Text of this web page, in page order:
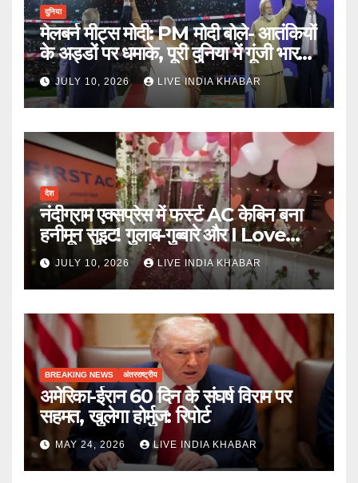
दुनिया
मेलबर्न मीट्स मोदी: PM मोदी बोले- आतंकियों
के अड्डों पर धमाके, पूरी दुनिया में गूंजी भारत
की ताकत
JULY 10, 2026 LIVE INDIA KHABAR
देश
नंदीग्राम एक्सप्रेस में फर्स्ट AC केबिन बना
हनीमून सुइट! गुलाब-गुब्बारे और I Love
You, TTE सस्पेंड
JULY 10, 2026 LIVE INDIA KHABAR
BREAKING NEWS अंतरराष्ट्रीय
अमेरिका-ईरान 60 दिन के संघर्ष विराम पर
सहमत, खुलेगा होर्मुज: रिपोर्ट
MAY 24, 2026 LIVE INDIA KHABAR